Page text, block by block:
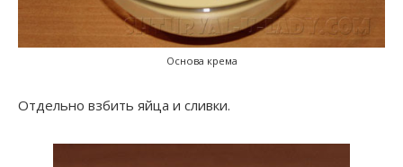
Основа крема
Отдельно взбить яйца и сливки.